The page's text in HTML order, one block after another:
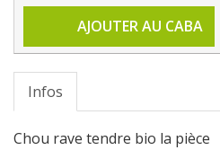
AJOUTER AU CABA
Infos
Chou rave tendre bio la pièce